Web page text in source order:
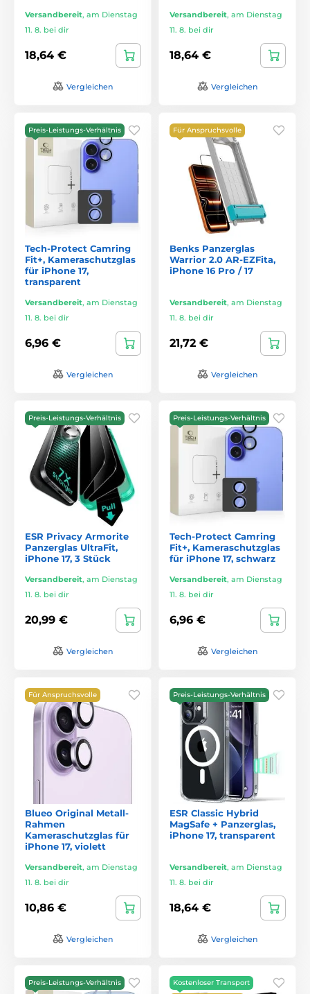
Versandbereit, am Dienstag
11. 8. bei dir
18,64 €
Vergleichen
Versandbereit, am Dienstag
11. 8. bei dir
18,64 €
Vergleichen
Preis-Leistungs-Verhältnis
Tech-Protect Camring
Fit+, Kameraschutzglas
für iPhone 17,
transparent
Versandbereit, am Dienstag
11. 8. bei dir
6,96 €
Vergleichen
Für Anspruchsvolle
Benks Panzerglas
Warrior 2.0 AR-EZFita,
iPhone 16 Pro / 17
Versandbereit, am Dienstag
11. 8. bei dir
21,72 €
Vergleichen
Preis-Leistungs-Verhältnis
ESR Privacy Armorite
Panzerglas UltraFit,
iPhone 17, 3 Stück
Versandbereit, am Dienstag
11. 8. bei dir
20,99 €
Vergleichen
Preis-Leistungs-Verhältnis
Tech-Protect Camring
Fit+, Kameraschutzglas
für iPhone 17, schwarz
Versandbereit, am Dienstag
11. 8. bei dir
6,96 €
Vergleichen
Für Anspruchsvolle
Blueo Original Metall-
Rahmen
Kameraschutzglas für
iPhone 17, violett
Versandbereit, am Dienstag
11. 8. bei dir
10,86 €
Vergleichen
Preis-Leistungs-Verhältnis
ESR Classic Hybrid
MagSafe + Panzerglas,
iPhone 17, transparent
Versandbereit, am Dienstag
11. 8. bei dir
18,64 €
Vergleichen
Preis-Leistungs-Verhältnis
Kostenloser Transport